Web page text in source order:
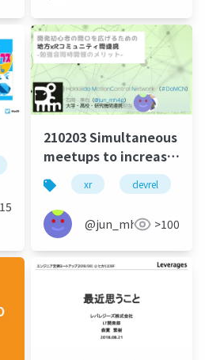
android
210203 Simultaneous
meetups to increase
entrances in local
communities.
xr devrel
@jun_mh4g>100